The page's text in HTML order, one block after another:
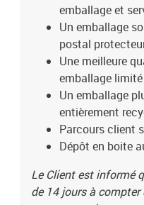
emballage et
Un emballage
postal
Une meilleure
emballage
Un emballage
entièrement
Parcours client
Dépôt en boite
Le Client est informé
de 14 jours à